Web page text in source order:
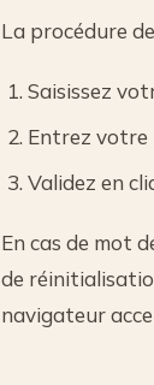
La procédure
Saisissez
Entrez votre
Validez en
En cas de mot
de
navigateur